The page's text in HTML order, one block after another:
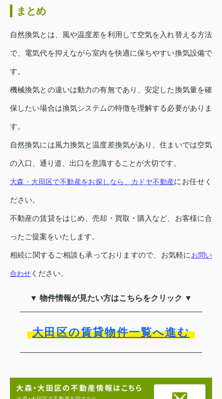
まとめ
自然換気とは、風や温度差を利用して空気を入れ替える方法
で、電気代を抑えながら室内を快適に保ちやすい換気設備で
す。
機械換気との違いは動力の有無であり、安定した換気量を確
保したい場合は換気システムの特徴を理解する必要がありま
す。
自然換気には風力換気と温度差換気があり、住まいでは空気
の入口、通り道、出口を意識することが大切です。
大森・大田区で不動産をお探しなら、カドヤ不動産にお任せく
ださい。
不動産の賃貸をはじめ、売却・買取・購入など、お客様に合
ったご提案をいたします。
相続に関するご相談も承っておりますので、お気軽に お問い
合わせ ください。
▼ 物件情報が見たい方はこちらをクリック ▼
大田区の賃貸物件一覧へ進む